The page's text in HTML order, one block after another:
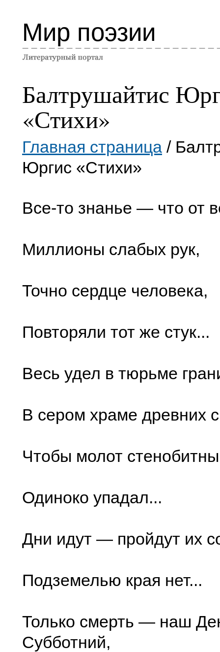
Мир поэзии
Балтрушайтис
«Стихи»
Главная страница /
Юргис «Стихи»
Все-то знанье — что от
Миллионы слабых рук,
Точно сердце человека,
Повторяли тот же стук...
Весь удел в тюрьме
В сером храме древних
Чтобы молот
Одиноко упадал...
Дни идут — пройдут их
Подземелью края нет...
Только смерть — наш
Субботний,